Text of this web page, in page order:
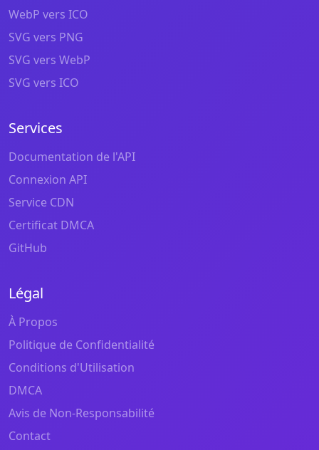
WebP vers ICO
SVG vers PNG
SVG vers WebP
SVG vers ICO
Services
Documentation de l'API
Connexion API
Service CDN
Certificat DMCA
GitHub
Légal
À Propos
Politique de Confidentialité
Conditions d'Utilisation
DMCA
Avis de Non-Responsabilité
Contact